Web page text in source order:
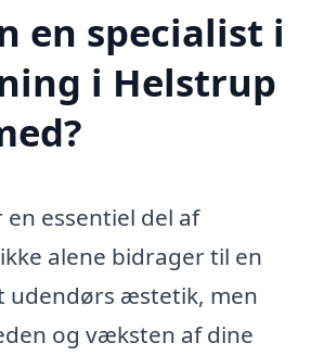
en specialist i
i Helstrup
essentiel del af
alene bidrager til en
udendørs æstetik, men
og væksten af dine